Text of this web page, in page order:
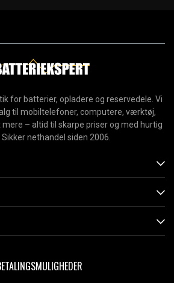
for batterier, opladere og reservedele. Vi
til mobiltelefoner, computere, værktøj,
– altid til skarpe priser og med hurtig
Sikker nethandel siden 2006.